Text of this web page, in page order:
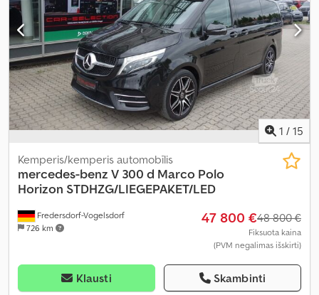
1 / 15
Fredersdorf-Vogelsdorf
726 km
Kemperis/kemperis automobīlis
mercedes-benz V 300 d Marco Polo
Horizon STDHZG/LIEGEPAKET/LED
47 800 €48 800 €
Fiksuota kaina
(PVM negalimas išskirti)
Klausti Skambinti